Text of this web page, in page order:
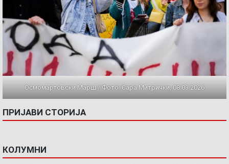
Осмомартовски Марш / Фото: Сара Митрички, 08.03.2026
ПРИЈАВИ СТОРИЈА
КОЛУМНИ